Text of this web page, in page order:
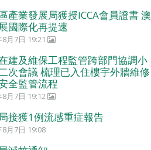
產業發展局獲授ICCA會員證書 澳
國際化再提速
月7日 19:21
建及維保工程監管跨部門協調小
次會議 梳理已入住樓宇外牆維修
全監管流程
8月7日 19:12
接獲1例流感重症報告
月7日 19:08